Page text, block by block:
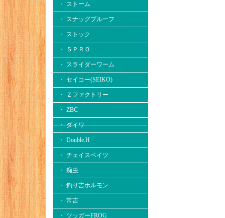
・ ストーム
・ スナッグプルーフ
・ ストック
・ ＳＰＲＯ
・ スライダーワーム
・ セイコー(SEIKO)
・ Ｚファクトリー
・ ZBC
・ ダイワ
・ Double.H
・ チェイスベイツ
・ 痴虫
・ 釣り吉ホルモン
・ 常吉
・ ツッガーFROG